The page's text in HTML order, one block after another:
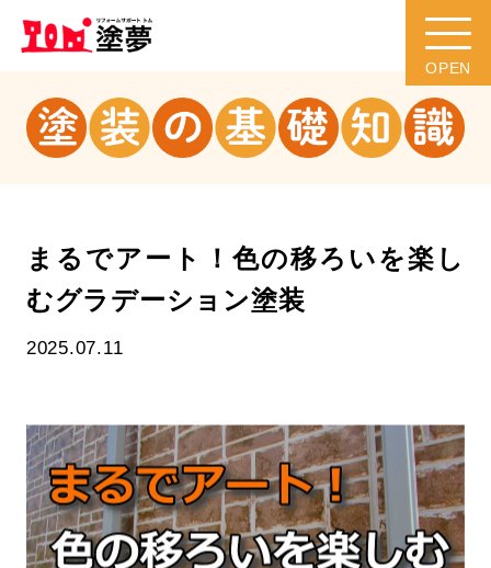
まるでアート！色の移ろいを楽し
むグラデーション塗装
2025.07.11